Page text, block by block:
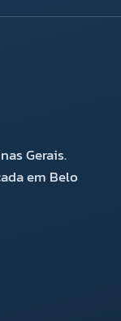
Gerais.
em Belo